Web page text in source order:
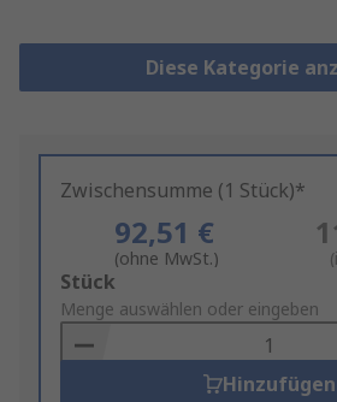
Diese Kategorie
Zwischensumme (1 Stück)*
92,51 €
(ohne MwSt.)
Add
to
Basket
Stück
Menge auswählen oder eingeben
Hinzufügen